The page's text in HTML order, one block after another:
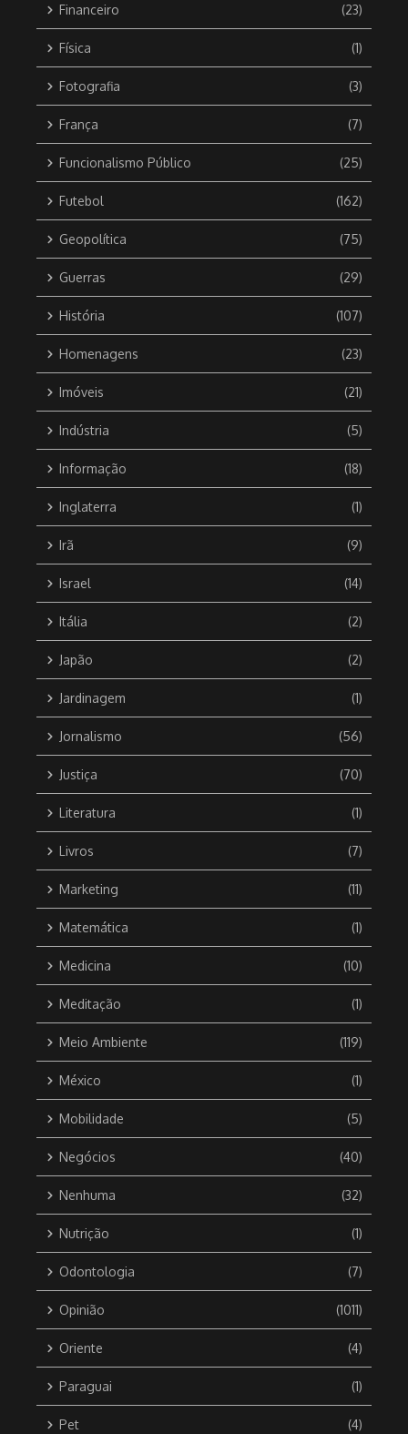
Financeiro (23)
Física (1)
Fotografia (3)
França (7)
Funcionalismo Público (25)
Futebol (162)
Geopolítica (75)
Guerras (29)
História (107)
Homenagens (23)
Imóveis (21)
Indústria (5)
Informação (18)
Inglaterra (1)
Irã (9)
Israel (14)
Itália (2)
Japão (2)
Jardinagem (1)
Jornalismo (56)
Justiça (70)
Literatura (1)
Livros (7)
Marketing (11)
Matemática (1)
Medicina (10)
Meditação (1)
Meio Ambiente (119)
México (1)
Mobilidade (5)
Negócios (40)
Nenhuma (32)
Nutrição (1)
Odontologia (7)
Opinião (1011)
Oriente (4)
Paraguai (1)
Pet (4)